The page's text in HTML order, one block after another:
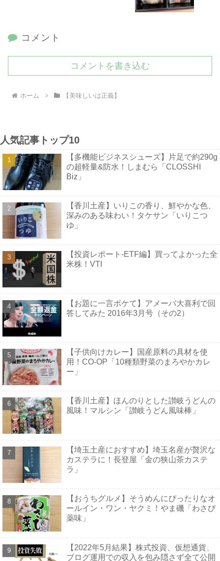
コメント
コメントを書き込む
ホーム 【美味しいは正義】
人気記事トップ10
【多機能ビジネスシューズ】片足で約290g
の超軽量&防水！しまむら「CLOSSHI
Biz」
【香川土産】いりこの香り、鮮やかな色、
深みのある味わい！タケサン「いりこつ
ゆ」
【投資レポート-ETF編】買ってよかった全
米株！VTI
【お題に一言ボケて】アメーバ大喜利で回
答してみた 2016年3月号（その2）
【子供向けカレー】国産原料の具材を使
用！CO-OP「10種類野菜のまろやかカレ
ー」
【香川土産】ほんのりとした讃岐うどんの
風味！マルシン「讃岐うどん風味棒」
【埼玉土産におすすめ】埼玉名産が贅沢な
カステラに！長登屋「金の狭山茶カステ
ラ」
【おうちグルメ】そうめんにぴったりなオ
ールイン・ワン・ヤクミ！やま磯「わさび
薬味」
【2022年5月結果】株式投資、仮想通貨、
ブログ運用での収入を包み隠さず全て公開